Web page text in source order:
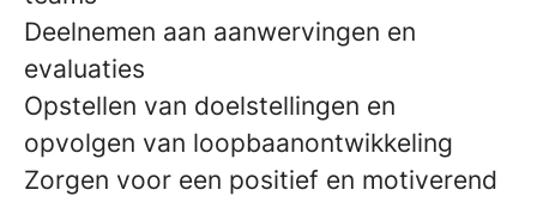
Deelnemen aan aanwervingen en
evaluaties
Opstellen van doelstellingen en
opvolgen van loopbaanontwikkeling
Zorgen voor een positief en motiverend